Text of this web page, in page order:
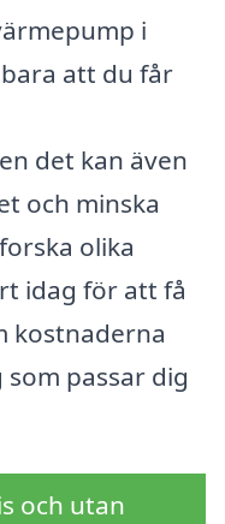
i
att du får
det kan även
och minska
olika
idag för att få
kostnaderna
passar dig
och utan